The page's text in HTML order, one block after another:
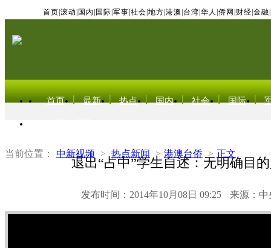
首页 滚动 国内 国际 军事 社会 地方 港澳 台湾 华人 侨网 财经 金融
首页 最新 热点 国内 社会 国际
当前位置： 中新视频 > 热点新闻 > 港澳台侨 > 正文
退出“占中”学生自述：无明确目
发布时间：2014年10月08日 09:25 来源：中